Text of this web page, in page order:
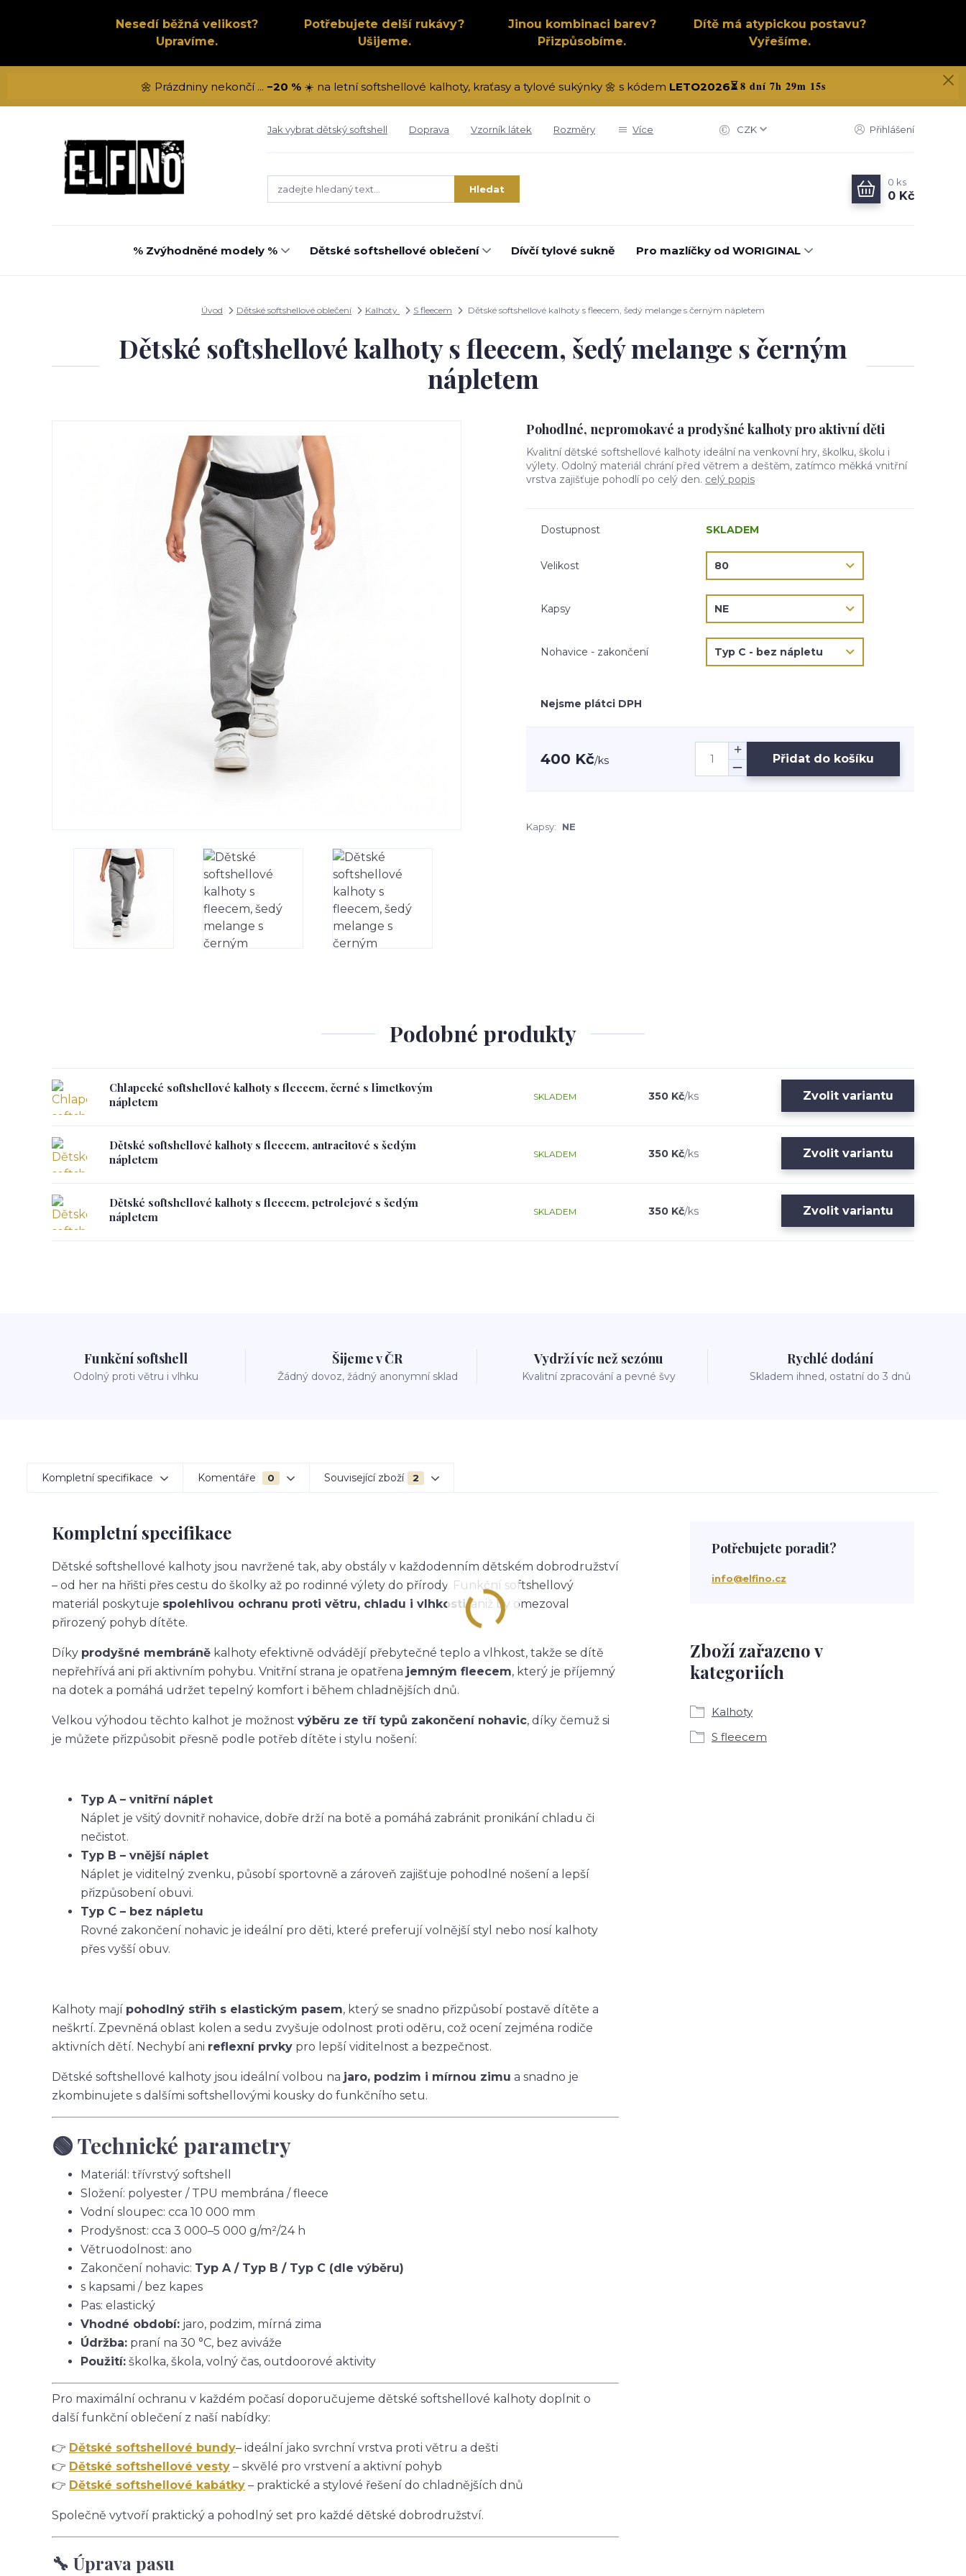
Nesedí běžná velikost?
Upravíme.
Potřebujete delší rukávy?
Ušijeme.
Jinou kombinaci barev?
Přizpůsobíme.
Dítě má atypickou postavu?
Vyřešíme.
🌼 Prázdniny nekončí ... −20 %☀️ na letní softshellové kalhoty, kraťasy a tylové sukýnky 🌼 s kódem LETO2026⏳8 dní 7h 29m 14s
Jak vybrat dětský softshell Doprava Vzorník látek Rozměry Více CZK Přihlášení
Hledat
0 ks
0 Kč
% Zvýhodněné modely % Dětské softshellové oblečení Dívčí tylové sukně Pro mazlíčky od WORIGINAL
Úvod Dětské softshellové oblečení Kalhoty S fleecem Dětské softshellové kalhoty s fleecem, šedý melange s černým nápletem
Dětské softshellové kalhoty s fleecem, šedý melange s černým
nápletem
Pohodlné, nepromokavé a prodyšné kalhoty pro aktivní děti
Kvalitní dětské softshellové kalhoty ideální na venkovní hry, školku, školu i
výlety. Odolný materiál chrání před větrem a deštěm, zatímco měkká vnitřní
vrstva zajišťuje pohodlí po celý den. celý popis
Dostupnost SKLADEM
Velikost
Kapsy
Nohavice - zakončení
Nejsme plátci DPH
400 Kč/ks Přidat do košíku
Kapsy: NE
Podobné produkty
Chlapecké softshellové kalhoty s fleecem, černé s limetkovým
nápletem
350 Kč/ks
SKLADEM Zvolit variantu
Dětské softshellové kalhoty s fleecem, antracitové s šedým
nápletem
350 Kč/ks
SKLADEM Zvolit variantu
Dětské softshellové kalhoty s fleecem, petrolejové s šedým
nápletem
350 Kč/ks
SKLADEM Zvolit variantu
Funkční softshell
Odolný proti větru i vlhku
Šijeme v ČR
Žádný dovoz, žádný anonymní sklad
Vydrží víc než sezónu
Kvalitní zpracování a pevné švy
Rychlé dodání
Skladem ihned, ostatní do 3 dnů
Kompletní specifikace Komentáře 0 Související zboží 2
Kompletní specifikace
Dětské softshellové kalhoty jsou navržené tak, aby obstály v každodenním dětském dobrodružství
– od her na hřišti přes cestu do školky až po rodinné výlety do přírody. Funkční softshellový
materiál poskytuje spolehlivou ochranu proti větru, chladu i vlhkosti, aniž by omezoval
přirozený pohyb dítěte.
Díky prodyšné membráně kalhoty efektivně odvádějí přebytečné teplo a vlhkost, takže se dítě
nepřehřívá ani při aktivním pohybu. Vnitřní strana je opatřena jemným fleecem, který je příjemný
na dotek a pomáhá udržet tepelný komfort i během chladnějších dnů.
Velkou výhodou těchto kalhot je možnost výběru ze tří typů zakončení nohavic, díky čemuž si
je můžete přizpůsobit přesně podle potřeb dítěte i stylu nošení:
Typ A – vnitřní náplet
Náplet je všitý dovnitř nohavice, dobře drží na botě a pomáhá zabránit pronikání chladu či
nečistot.
Typ B – vnější náplet
Náplet je viditelný zvenku, působí sportovně a zároveň zajišťuje pohodlné nošení a lepší
přizpůsobení obuvi.
Typ C – bez nápletu
Rovné zakončení nohavic je ideální pro děti, které preferují volnější styl nebo nosí kalhoty
přes vyšší obuv.
Kalhoty mají pohodlný střih s elastickým pasem, který se snadno přizpůsobí postavě dítěte a
neškrtí. Zpevněná oblast kolen a sedu zvyšuje odolnost proti oděru, což ocení zejména rodiče
aktivních dětí. Nechybí ani reflexní prvky pro lepší viditelnost a bezpečnost.
Dětské softshellové kalhoty jsou ideální volbou na jaro, podzim i mírnou zimu a snadno je
zkombinujete s dalšími softshellovými kousky do funkčního setu.
🟢 Technické parametry
Materiál: třívrstvý softshell
Složení: polyester / TPU membrána / fleece
Vodní sloupec: cca 10 000 mm
Prodyšnost: cca 3 000–5 000 g/m²/24 h
Větruodolnost: ano
Zakončení nohavic: Typ A / Typ B / Typ C (dle výběru)
s kapsami / bez kapes
Pas: elastický
Vhodné období: jaro, podzim, mírná zima
Údržba: praní na 30 °C, bez aviváže
Použití: školka, škola, volný čas, outdoorové aktivity
Pro maximální ochranu v každém počasí doporučujeme dětské softshellové kalhoty doplnit o
další funkční oblečení z naší nabídky:
👉 Dětské softshellové bundy– ideální jako svrchní vrstva proti větru a dešti
👉 Dětské softshellové vesty – skvělé pro vrstvení a aktivní pohyb
👉 Dětské softshellové kabátky – praktické a stylové řešení do chladnějších dnů
Společně vytvoří praktický a pohodlný set pro každé dětské dobrodružství.
🔧 Úprava pasu
Zboží zařazeno v
kategoriích
Kalhoty
S fleecem
Potřebujete poradit?
info@elfino.cz